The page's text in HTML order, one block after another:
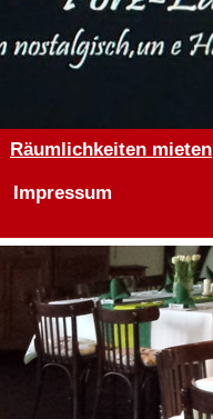
Räumlichkeiten mieten
Impressum